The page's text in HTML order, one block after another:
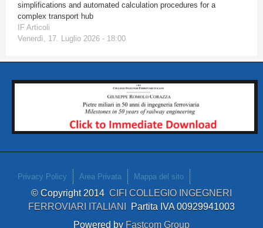
simplifications and automated calculation procedures for a
complex transport hub
IF Articoli
Venerdì, 17. Luglio 2026 - 18:00
Privacy Policy Area Privata Mappa del sito
© Copyright 2014 CIFI COLLEGIO INGEGNERI
FERROVIARI ITALIANI Partita IVA 00929941003
Powered by Fastcom Group